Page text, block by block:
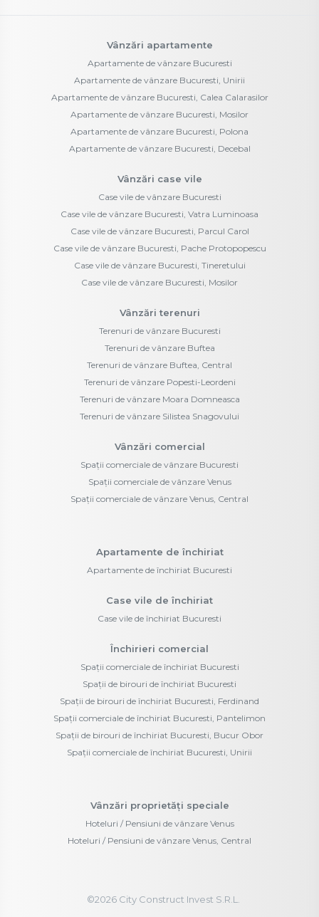
Vânzări apartamente
Apartamente de vânzare Bucuresti
Apartamente de vânzare Bucuresti, Unirii
Apartamente de vânzare Bucuresti, Calea Calarasilor
Apartamente de vânzare Bucuresti, Mosilor
Apartamente de vânzare Bucuresti, Polona
Apartamente de vânzare Bucuresti, Decebal
Vânzări case vile
Case vile de vânzare Bucuresti
Case vile de vânzare Bucuresti, Vatra Luminoasa
Case vile de vânzare Bucuresti, Parcul Carol
Case vile de vânzare Bucuresti, Pache Protopopescu
Case vile de vânzare Bucuresti, Tineretului
Case vile de vânzare Bucuresti, Mosilor
Vânzări terenuri
Terenuri de vânzare Bucuresti
Terenuri de vânzare Buftea
Terenuri de vânzare Buftea, Central
Terenuri de vânzare Popesti-Leordeni
Terenuri de vânzare Moara Domneasca
Terenuri de vânzare Silistea Snagovului
Vânzări comercial
Spații comerciale de vânzare Bucuresti
Spații comerciale de vânzare Venus
Spații comerciale de vânzare Venus, Central
Apartamente de închiriat
Apartamente de închiriat Bucuresti
Case vile de închiriat
Case vile de închiriat Bucuresti
Închirieri comercial
Spații comerciale de închiriat Bucuresti
Spații de birouri de închiriat Bucuresti
Spații de birouri de închiriat Bucuresti, Ferdinand
Spații comerciale de închiriat Bucuresti, Pantelimon
Spații de birouri de închiriat Bucuresti, Bucur Obor
Spații comerciale de închiriat Bucuresti, Unirii
Vânzări proprietăți speciale
Hoteluri / Pensiuni de vânzare Venus
Hoteluri / Pensiuni de vânzare Venus, Central
©2026City Construct Invest S.R.L.